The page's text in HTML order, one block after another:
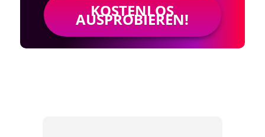
KOSTENLOS
AUSPROBIEREN!